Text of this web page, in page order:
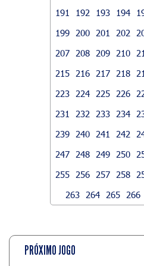
191
192 193 194
199
200 201 202
207
208 209 210
215
216 217 218
223
224 225 226
231
232 233 234
239
240 241 242
247
248 249 250
255
256 257 258
263
264 265 266
PRÓXIMO JOGO